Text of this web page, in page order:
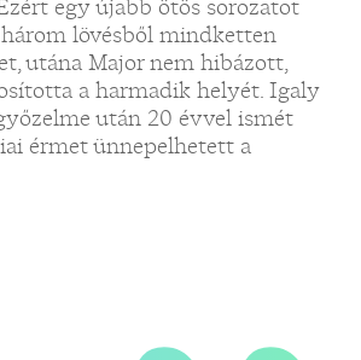
egy újabb ötös sorozatot
lövésből mindketten
utána Major nem hibázott,
a harmadik helyét. Igaly
után 20 évvel ismét
érmet ünnepelhetett a